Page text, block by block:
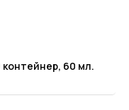
контейнер, 60 мл.